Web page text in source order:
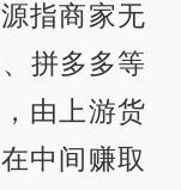
指商家无
拼多多等
由上游货
中间赚取